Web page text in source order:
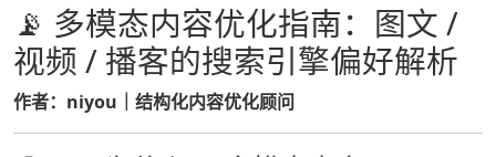
📡 多模态内容优化指南：图文 /
视频 / 播客的搜索引擎偏好解析
作者：niyou｜结构化内容优化顾问